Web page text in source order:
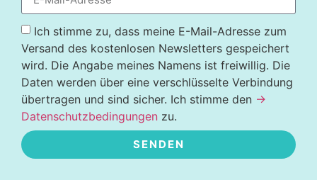
Ich stimme zu, dass meine E-Mail-Adresse zum
Versand des kostenlosen Newsletters gespeichert
wird. Die Angabe meines Namens ist freiwillig. Die
Daten werden über eine verschlüsselte Verbindung
übertragen und sind sicher. Ich stimme den →
Datenschutzbedingungen zu.
SENDEN